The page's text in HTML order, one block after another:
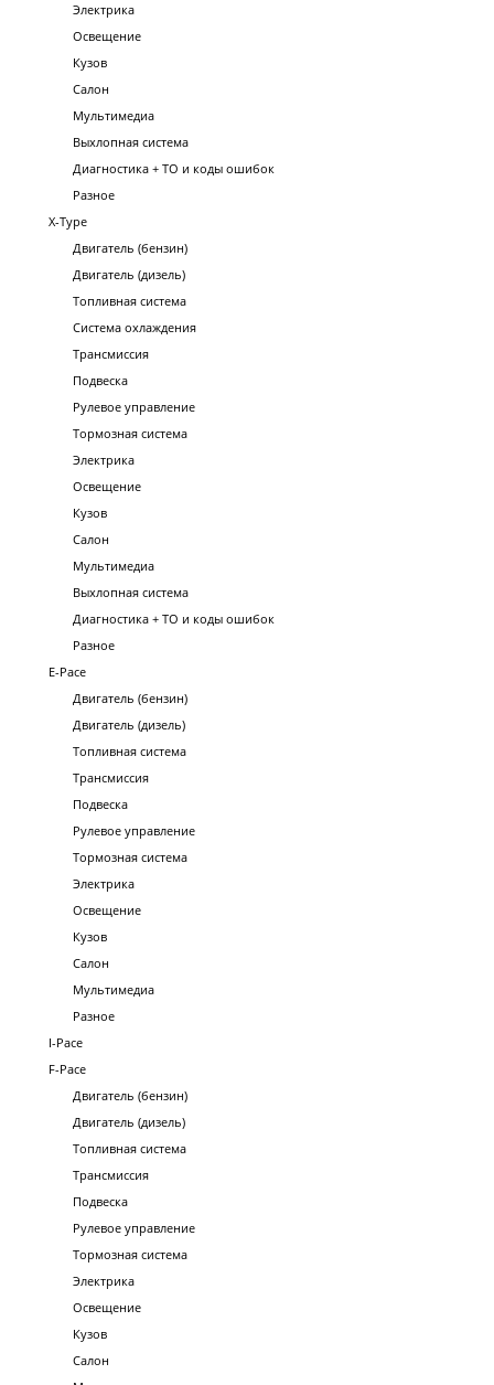
Электрика
Освещение
Кузов
Салон
Мультимедиа
Выхлопная система
Диагностика + ТО и коды ошибок
Разное
X-Type
Двигатель (бензин)
Двигатель (дизель)
Топливная система
Система охлаждения
Трансмиссия
Подвеска
Рулевое управление
Тормозная система
Электрика
Освещение
Кузов
Салон
Мультимедиа
Выхлопная система
Диагностика + ТО и коды ошибок
Разное
E-Pace
Двигатель (бензин)
Двигатель (дизель)
Топливная система
Трансмиссия
Подвеска
Рулевое управление
Тормозная система
Электрика
Освещение
Кузов
Салон
Мультимедиа
Разное
I-Pace
F-Pace
Двигатель (бензин)
Двигатель (дизель)
Топливная система
Трансмиссия
Подвеска
Рулевое управление
Тормозная система
Электрика
Освещение
Кузов
Салон